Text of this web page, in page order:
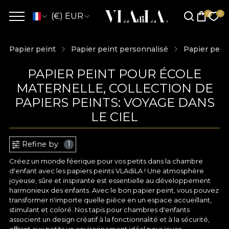
(€) EUR
Papier peint Papier peint personnalisé Papier
PAPIER PEINT POUR ÉCOLE
MATERNELLE, COLLECTION DE
PAPIERS PEINTS: VOYAGE DANS
LE CIEL
Refine by 1
Créez un monde féerique pour vos petits dans la chambre
d'enfant avec les papiers peints VLAdiLA ! Une atmosphère
joyeuse, sûre et inspirante est essentielle au développement
harmonieux des enfants. Avec le bon papier peint, vous pouvez
transformer n'importe quelle pièce en un espace accueillant,
stimulant et coloré. Nos tapis pour chambres d'enfants
associent un design créatif à la fonctionnalité et à la sécurité,